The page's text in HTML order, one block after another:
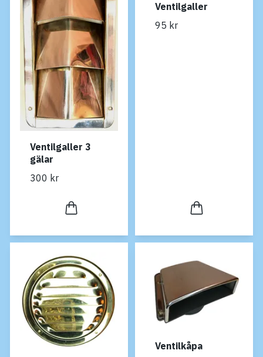
Ventilgaller 3
gälar
300 kr
Ventilgaller
95 kr
Ventilkåpa